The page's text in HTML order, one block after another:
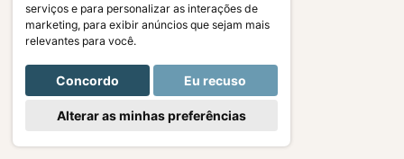
serviços e para personalizar as interações de
marketing, para exibir anúncios que sejam mais
relevantes para você.
Concordo Eu recuso
Alterar as minhas preferências